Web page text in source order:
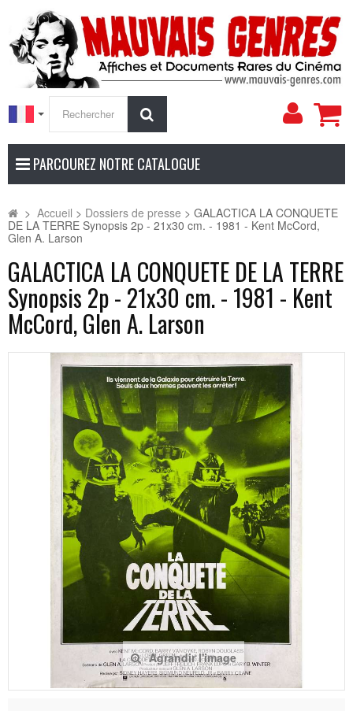
Mon
PARCOUREZ NOTRE CATALOGUE
> Accueil > Dossiers de presse > GALACTICA LA CONQUETE
DE LA TERRE Synopsis 2p - 21x30 cm. - 1981 - Kent McCord,
Glen A. Larson
GALACTICA LA CONQUETE DE LA TERRE
Synopsis 2p - 21x30 cm. - 1981 - Kent
McCord, Glen A. Larson
Agrandir l'image